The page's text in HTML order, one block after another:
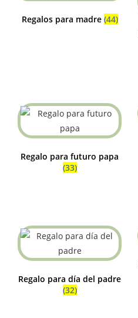
Regalos para madre (44)
Regalo para futuro papa
(33)
Regalo para día del padre
(32)